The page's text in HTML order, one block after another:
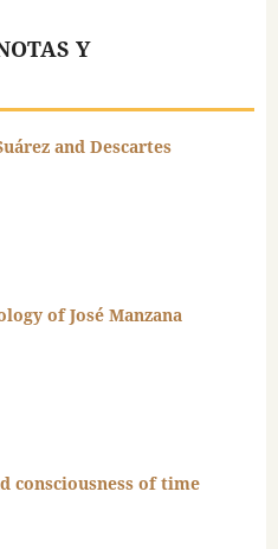
Y
and Descartes
of José Manzana
consciousness of time